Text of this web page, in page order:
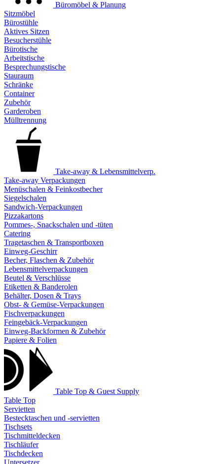
Büromöbel & Planung
Sitzmöbel
Bürostühle
Aktives Sitzen
Besucherstühle
Bürotische
Arbeitstische
Besprechungstische
Stauraum
Schränke
Container
Zubehör
Garderoben
Mülltrennung
Take-away & Lebensmittelverp.
Take-away Verpackungen
Menüschalen & Feinkostbecher
Siegelschalen
Sandwich-Verpackungen
Pizzakartons
Pommes-, Snackschalen und -tüten
Catering
Tragetaschen & Transportboxen
Einweg-Geschirr
Becher, Flaschen & Zubehör
Lebensmittelverpackungen
Beutel & Verschlüsse
Etiketten & Banderolen
Behälter, Dosen & Trays
Obst- & Gemüse-Verpackungen
Fischverpackungen
Feingebäck-Verpackungen
Einweg-Backformen & Zubehör
Papiere & Folien
Table Top & Guest Supply
Table Top
Servietten
Bestecktaschen und -servietten
Tischsets
Tischmitteldecken
Tischläufer
Tischdecken